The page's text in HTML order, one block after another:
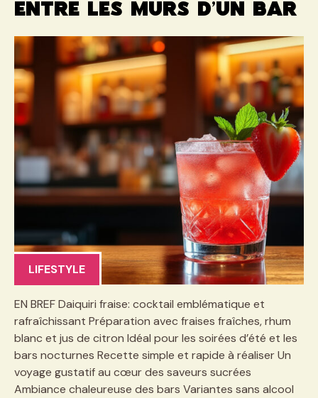
entre les murs d’un bar
LIFESTYLE
EN BREF Daiquiri fraise: cocktail emblématique et
rafraîchissant Préparation avec fraises fraîches, rhum
blanc et jus de citron Idéal pour les soirées d’été et les
bars nocturnes Recette simple et rapide à réaliser Un
voyage gustatif au cœur des saveurs sucrées
Ambiance chaleureuse des bars Variantes sans alcool